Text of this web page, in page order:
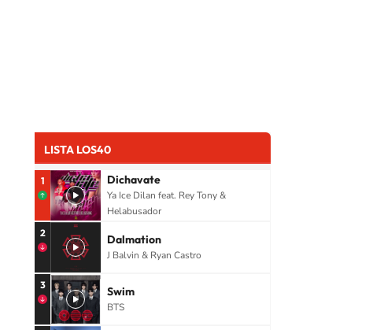
LISTA LOS40
1 Dichavate
Ya Ice Dilan feat. Rey Tony &
Helabusador
2 Dalmation
J Balvin & Ryan Castro
3 Swim
BTS